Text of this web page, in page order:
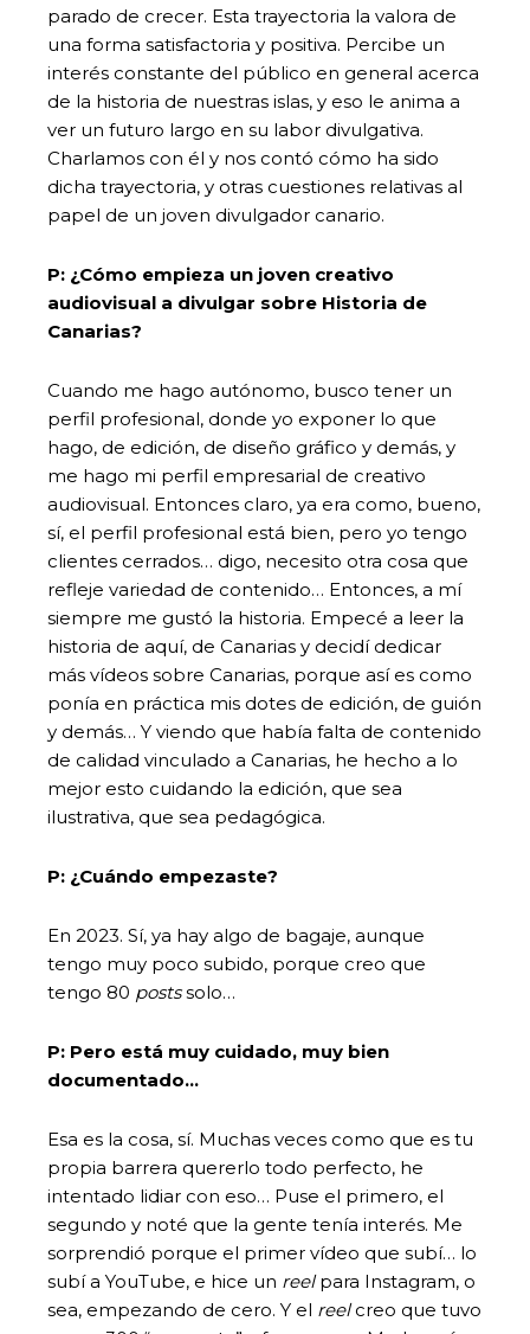
parado de crecer. Esta trayectoria la valora de
una forma satisfactoria y positiva. Percibe un
interés constante del público en general acerca
de la historia de nuestras islas, y eso le anima a
ver un futuro largo en su labor divulgativa.
Charlamos con él y nos contó cómo ha sido
dicha trayectoria, y otras cuestiones relativas al
papel de un joven divulgador canario.
P: ¿Cómo empieza un joven creativo
audiovisual a divulgar sobre Historia de
Canarias?
Cuando me hago autónomo, busco tener un
perfil profesional, donde yo exponer lo que
hago, de edición, de diseño gráfico y demás, y
me hago mi perfil empresarial de creativo
audiovisual. Entonces claro, ya era como, bueno,
sí, el perfil profesional está bien, pero yo tengo
clientes cerrados… digo, necesito otra cosa que
refleje variedad de contenido… Entonces, a mí
siempre me gustó la historia. Empecé a leer la
historia de aquí, de Canarias y decidí dedicar
más vídeos sobre Canarias, porque así es como
ponía en práctica mis dotes de edición, de guión
y demás… Y viendo que había falta de contenido
de calidad vinculado a Canarias, he hecho a lo
mejor esto cuidando la edición, que sea
ilustrativa, que sea pedagógica.
P: ¿Cuándo empezaste?
En 2023. Sí, ya hay algo de bagaje, aunque
tengo muy poco subido, porque creo que
tengo 80 postssolo…
P: Pero está muy cuidado, muy bien
documentado…
Esa es la cosa, sí. Muchas veces como que es tu
propia barrera quererlo todo perfecto, he
intentado lidiar con eso… Puse el primero, el
segundo y noté que la gente tenía interés. Me
sorprendió porque el primer vídeo que subí… lo
subí a YouTube, e hice un reelpara Instagram, o
sea, empezando de cero. Y el reelcreo que tuvo